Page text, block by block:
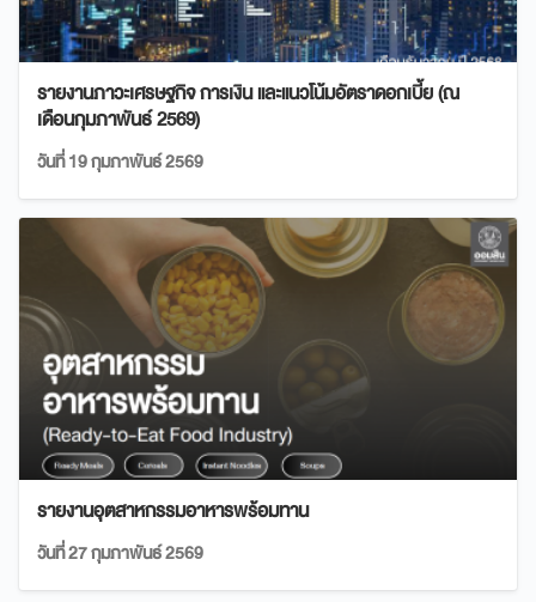
รายงานภาวะเศรษฐกิจ การเงิน และแนวโน้มอัตราดอกเบี้ย (ณ
เดือนกุมภาพันธ์ 2569)
วันที่ 19 กุมภาพันธ์ 2569
รายงานอุตสาหกรรมอาหารพร้อมทาน
วันที่ 27 กุมภาพันธ์ 2569